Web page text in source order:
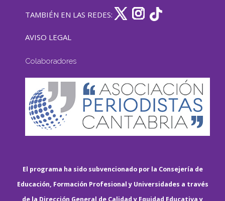
TAMBIÉN EN LAS REDES:
AVISO LEGAL
Colaboradores
El programa ha sido subvencionado por la Consejería de
Educación, Formación Profesional y Universidades a través
de la Dirección General de Calidad y Equidad Educativa y